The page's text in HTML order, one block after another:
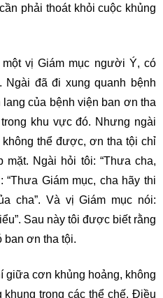
phải thoát khỏi cuộc khủng
vị Giám mục người Ý, có
đã đi xung quanh bệnh
của bệnh viện ban ơn tha
khu vực đó. Nhưng ngài
thể được, ơn tha tội chỉ
Ngài hỏi tôi: “Thưa cha,
“Thưa Giám mục, cha hãy thi
cha”. Và vị Giám mục nói:
Sau này tôi được biết rằng
ban ơn tha tội.
cơn khủng hoảng, không
trong các thể chế. Điều